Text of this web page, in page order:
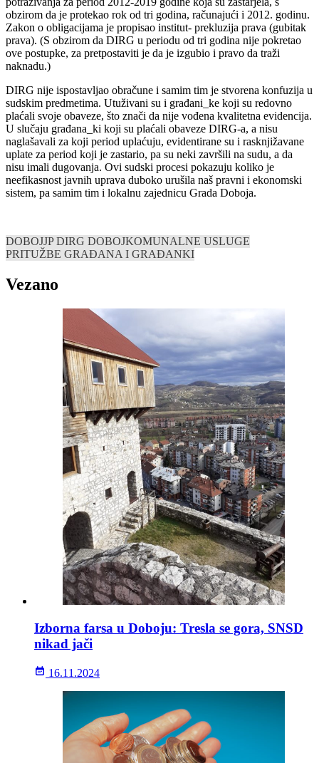
obzirom da je protekao rok od tri godina, računajući i 2012. godinu.
Zakon o obligacijama je propisao institut- prekluzija prava (gubitak
prava). (S obzirom da DIRG u periodu od tri godina nije pokretao
ove postupke, za pretpostaviti je da je izgubio i pravo da traži
naknadu.)
DIRG nije ispostavljao obračune i samim tim je stvorena konfuzija u
sudskim predmetima. Utuživani su i građani_ke koji su redovno
plaćali svoje obaveze, što znači da nije vođena kvalitetna evidencija.
U slučaju građana_ki koji su plaćali obaveze DIRG-a, a nisu
naglašavali za koji period uplaćuju, evidentirane su i rasknjižavane
uplate za period koji je zastario, pa su neki završili na sudu, a da
nisu imali dugovanja. Ovi sudski procesi pokazuju koliko je
neefikasnost javnih uprava duboko urušila naš pravni i ekonomski
sistem, pa samim tim i lokalnu zajednicu Grada Doboja.
DOBOJJP DIRG DOBOJKOMUNALNE USLUGE
PRITUŽBE GRAĐANA I GRAĐANKI
Vezano
Izborna farsa u Doboju: Tresla se gora, SNSD
nikad jači
16.11.2024